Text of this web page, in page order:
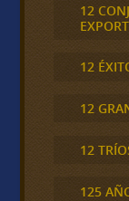
12
EXPORT
12
12
12
125